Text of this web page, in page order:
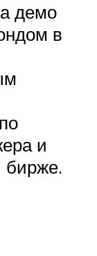
демо
в
и
бирже.